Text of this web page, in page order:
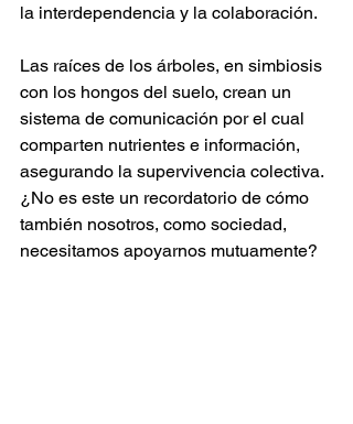
la interdependencia y la colaboración.
Las raíces de los árboles, en simbiosis
con los hongos del suelo, crean un
sistema de comunicación por el cual
comparten nutrientes e información,
asegurando la supervivencia colectiva.
¿No es este un recordatorio de cómo
también nosotros, como sociedad,
necesitamos apoyarnos mutuamente?